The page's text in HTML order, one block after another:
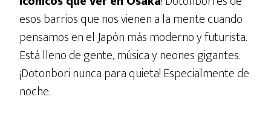
esos barrios que nos vienen a la mente cuando
pensamos en el Japón más moderno y futurista.
Está lleno de gente, música y neones gigantes.
¡Dotonbori nunca para quieta! Especialmente de
noche.